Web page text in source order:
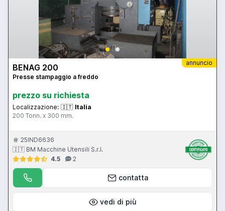
annuncio
BENAG 200
Presse stampaggio a freddo
prezzo su richiesta
Localizzazione: 🇮🇹 Italia
200 Tonn. x 300 mm.
25IND6636
🇮🇹 BM Macchine Utensili S.r.l.
4.5
2
contatta
vedi di più